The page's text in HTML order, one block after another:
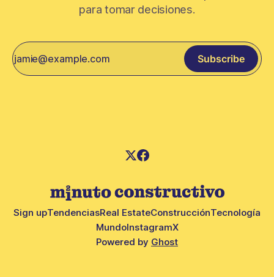
para tomar decisiones.
Subscribe
Sign upTendenciasReal EstateConstrucciónTecnología
MundoInstagramX
Powered by Ghost